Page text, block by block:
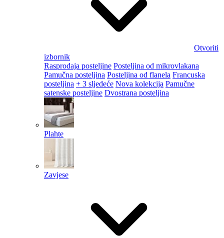
Otvoriti
izbornik
Rasprodaja posteljine Posteljina od mikrovlakana
Pamučna posteljina Posteljina od flanela Francuska
posteljina + 3 sljedeće Nova kolekcija Pamučne
satenske posteljine Dvostrana posteljina
Plahte
Zavjese